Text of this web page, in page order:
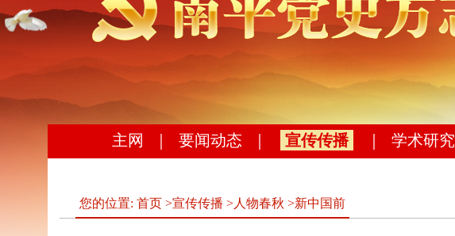
主网 要闻动态 宣传传播 学术研究
您的位置: 首页 >宣传传播 >人物春秋 >新中国前